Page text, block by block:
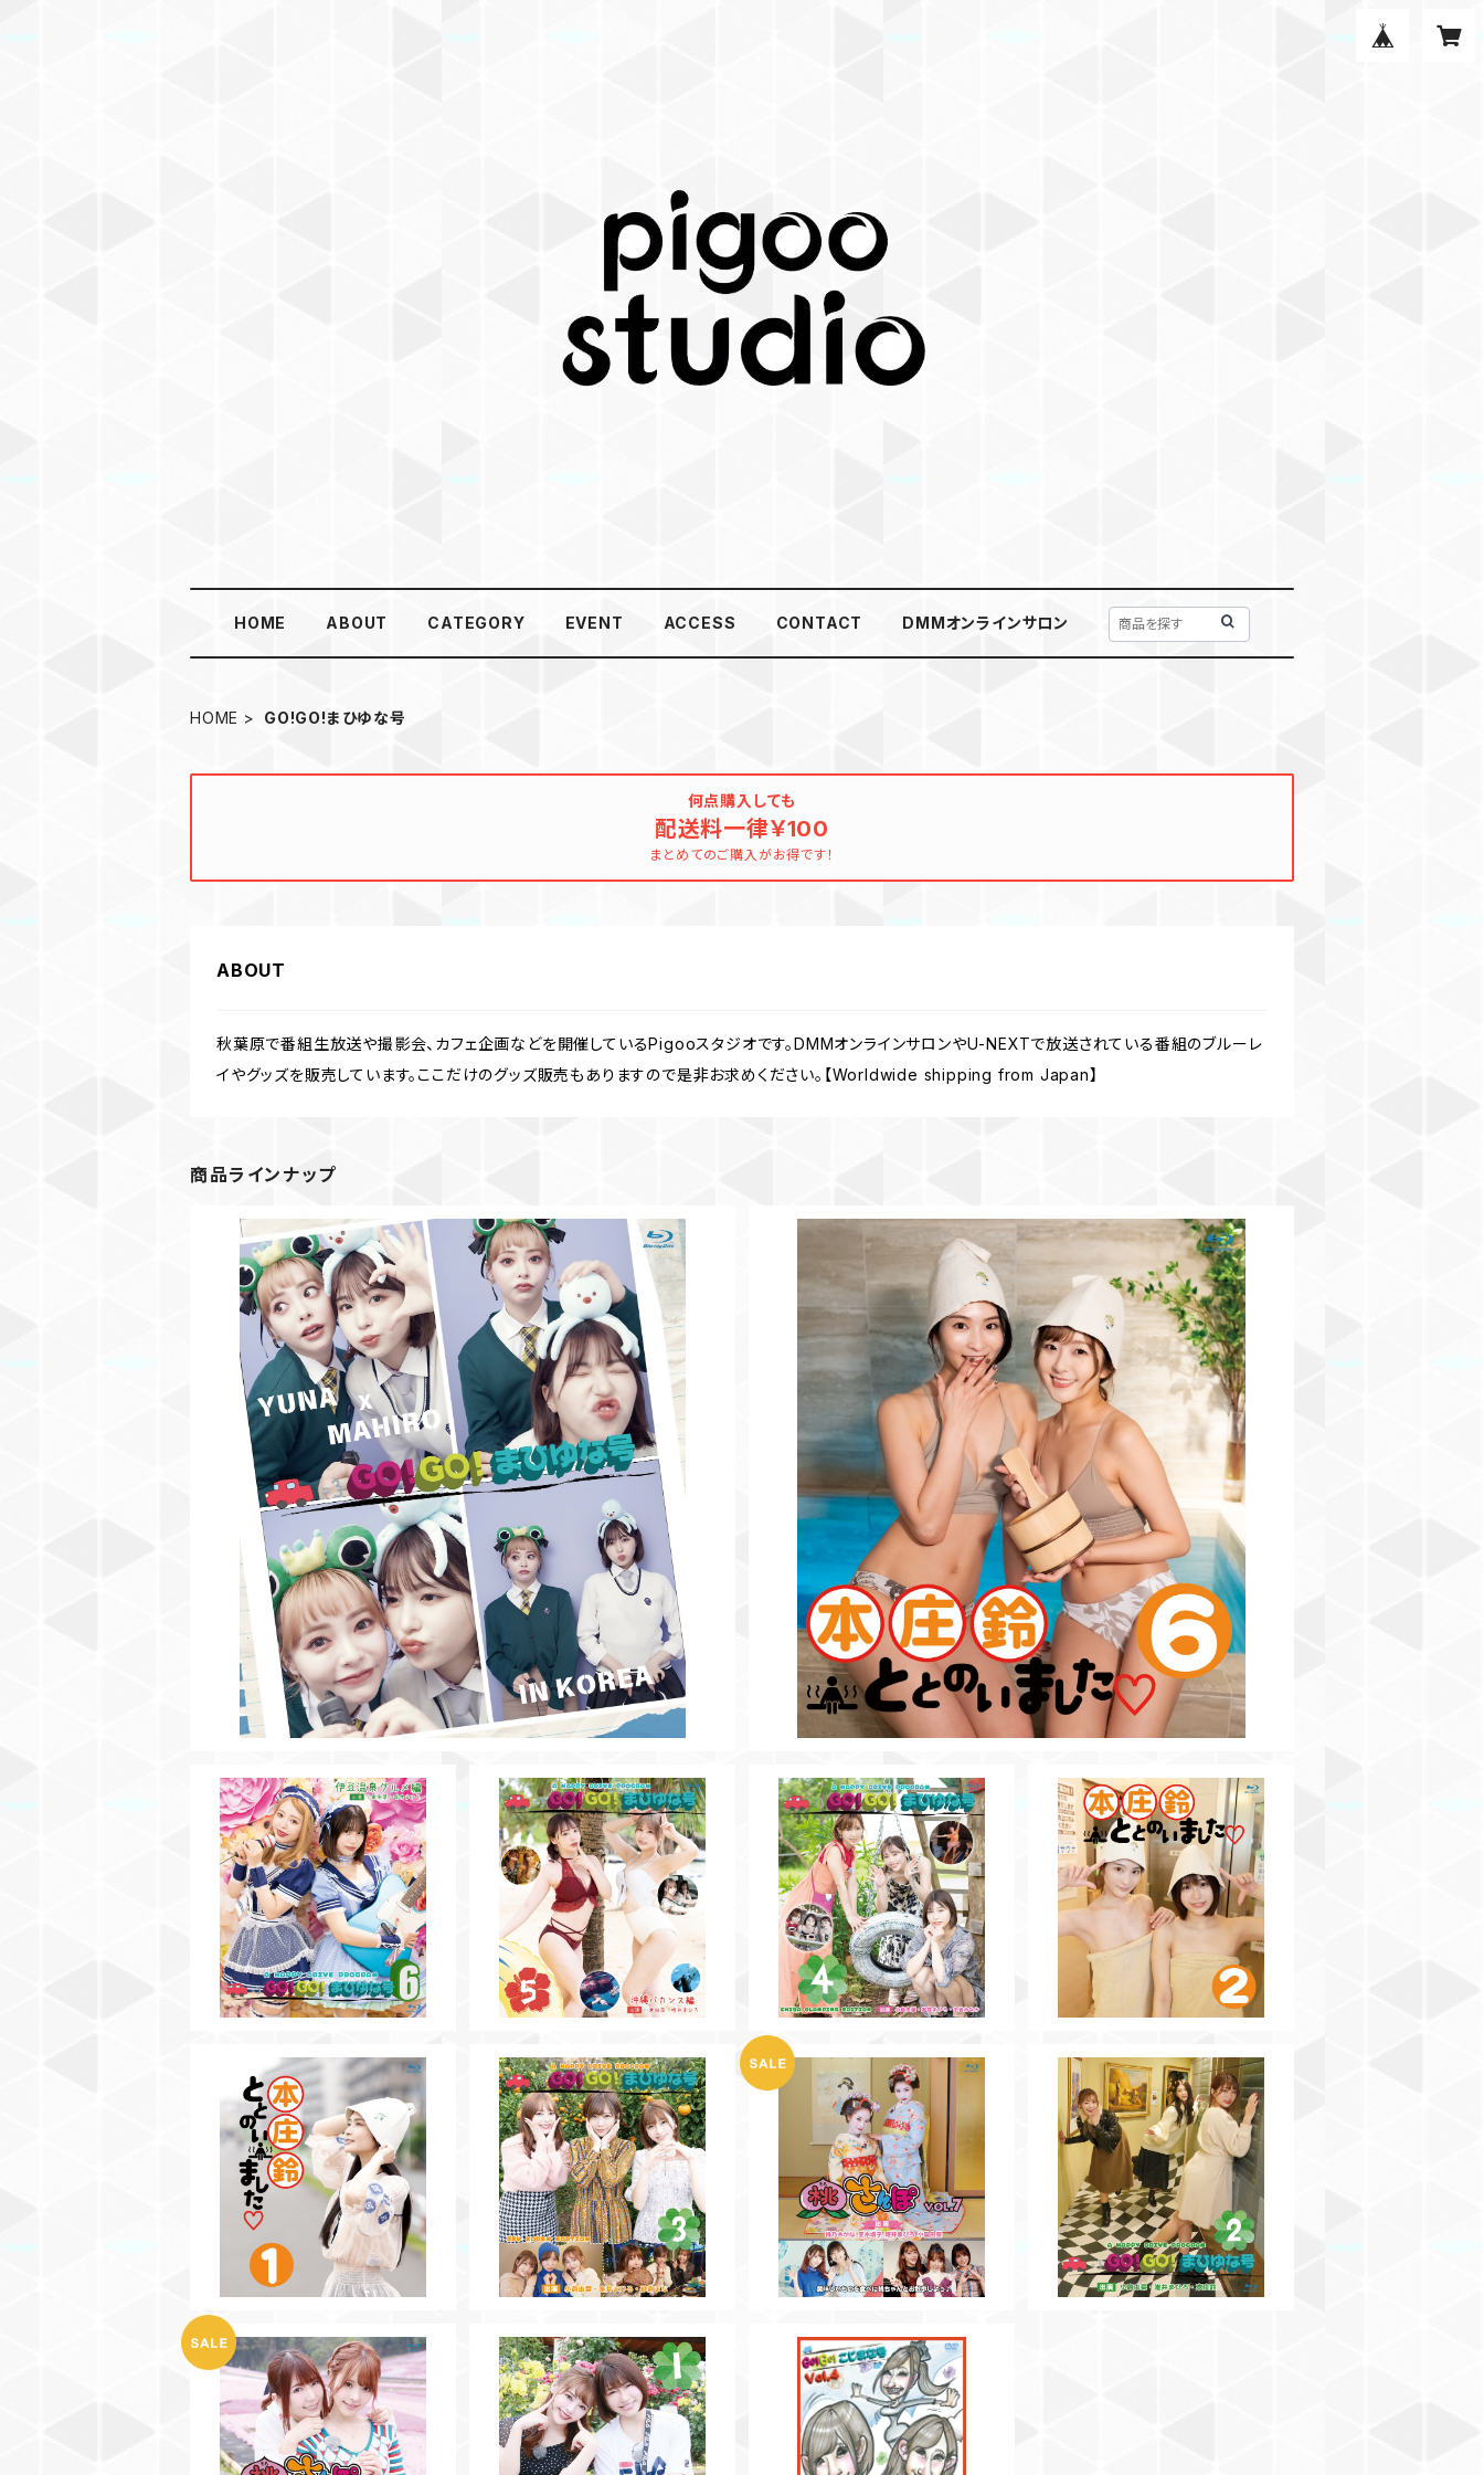
HOME ABOUT CATEGORY EVENT ACCESS CONTACT DMMオンラインサロン
HOME GO!GO!まひゆな号
何点購入しても
配送料一律￥100
まとめてのご購入がお得です！
ABOUT
秋葉原で番組生放送や撮影会、カフェ企画などを開催しているPigooスタジオです。DMMオンラインサロンやU-NEXTで放送されている番組のブルーレ
イやグッズを販売しています。ここだけのグッズ販売もありますので是非お求めください。【Worldwide shipping from Japan】
商品ラインナップ
【BD】GO!GO!まひゆな号Vol.7 韓国編【シリーズ最終巻】 サイン入
りチェキ付き
¥3,500
【BD】本庄鈴ととのいました♡Vol.6
¥3,500
【BD】GO!GO!まひゆな号Vol.6
伊豆温泉グルメ編 サイン入
りチェキ付き
¥3,500
【BD】GO!GO!まひゆな号Vol.5
沖縄バカンス編
¥3,500
SOLD OUT
【BD】GO!GO!まひゆな号Vol.4
千葉グランピング編
¥3,500
SOLD OUT
【BD】本庄鈴ととのいました♡V
ol.2
¥3,500
SOLD OUT
【BD】本庄鈴ととのいました♡V
ol.1
¥3,500
SOLD OUT
【BD】GO!GO!まひゆな号Vol.3
¥3,500
【BD】桃さんぽVol.7
¥2,000
【BD】GO!GO!まひゆな号Vol.2
¥3,000
SOLD OUT
【BD】桃さんぽVol.6
【BD】GO!GO!まひゆな号Vol.1
SOLD OUT
【DVD】GO!GO!こじまな号Vol.
4